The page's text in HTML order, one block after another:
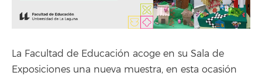
La Facultad de Educación acoge en su Sala de
Exposiciones una nueva muestra, en esta ocasión